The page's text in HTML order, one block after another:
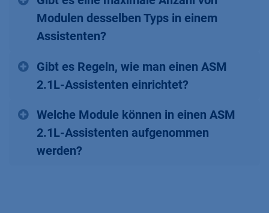
Modulen desselben Typs in einem
Assistenten?
Gibt es Regeln, wie man einen ASM
2.1L-Assistenten einrichtet?
Welche Module können in einen ASM
2.1L-Assistenten aufgenommen
werden?